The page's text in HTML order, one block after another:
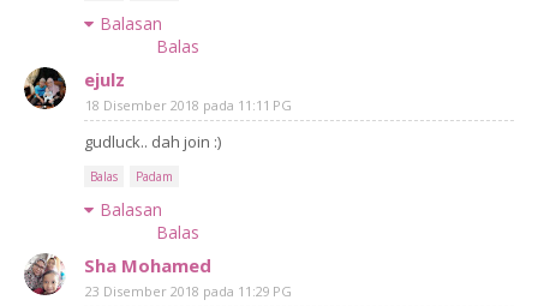
Balasan
Balas
ejulz
18 Disember 2018 pada 11:11 PG
gudluck.. dah join :)
Balas Padam
Balasan
Balas
Sha Mohamed
23 Disember 2018 pada 11:29 PG